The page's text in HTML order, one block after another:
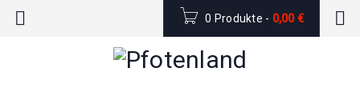
0 Produkte - 0,00€